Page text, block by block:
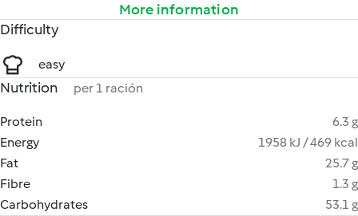
More information
Difficulty
easy
Nutrition per 1 ración
Protein
6.3 g
Energy
1958 kJ / 469 kcal
Fat
25.7 g
Fibre
1.3 g
Carbohydrates
53.1 g